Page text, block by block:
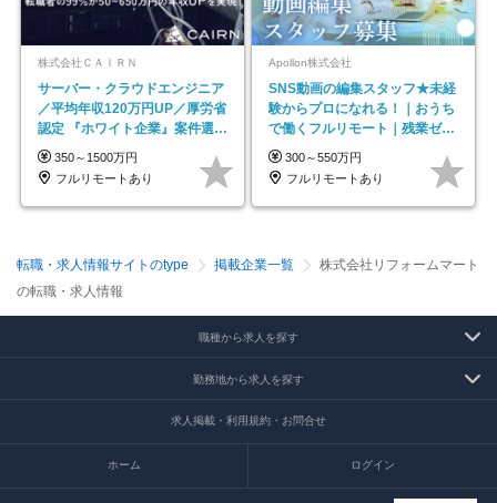
株式会社ＣＡＩＲＮ
サーバー・クラウドエンジニア
／平均年収120万円UP／厚労省
認定 『ホワイト企業』案件選択
制度／年休129日
350～1500万円
フルリモートあり
Apollon株式会社
SNS動画の編集スタッフ★未経
験からプロになれる！｜おうち
で働くフルリモート｜残業ゼロ
で18時退勤◎
300～550万円
フルリモートあり
転職・求人情報サイトのtype 掲載企業一覧
株式会社リフォームマート
の転職・求人情報
職種から求人を探す
勤務地から求人を探す
求人掲載・利用規約・お問合せ
ホーム ログイン